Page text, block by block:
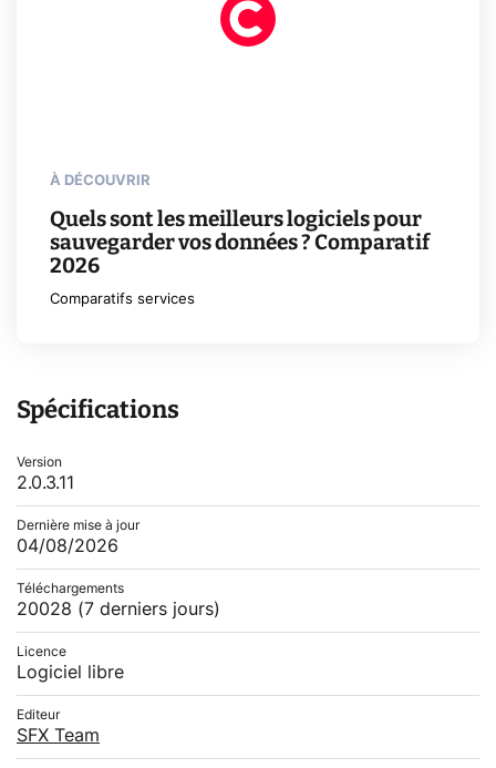
À DÉCOUVRIR
Quels sont les meilleurs logiciels pour
sauvegarder vos données ? Comparatif
2026
Comparatifs services
Spécifications
Version
2.0.3.11
Dernière mise à jour
04/08/2026
Téléchargements
20028 (7 derniers jours)
Licence
Logiciel libre
Editeur
SFX Team